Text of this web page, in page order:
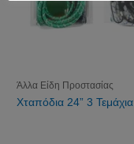
Άλλα Είδη Προστασίας
Χταπόδια 24” 3 Τεμάχια